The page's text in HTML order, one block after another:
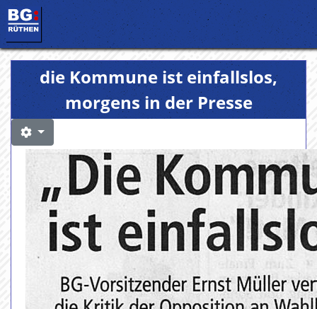
die Kommune ist einfallslos,
morgens in der Presse